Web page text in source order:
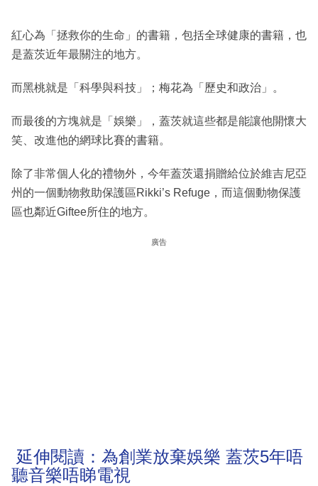
紅心為「拯救你的生命」的書籍，包括全球健康的書籍，也
是蓋茨近年最關注的地方。
而黑桃就是「科學與科技」；梅花為「歷史和政治」。
而最後的方塊就是「娛樂」，蓋茨就這些都是能讓他開懷大
笑、改進他的網球比賽的書籍。
除了非常個人化的禮物外，今年蓋茨還捐贈給位於維吉尼亞
州的一個動物救助保護區Rikki’s Refuge，而這個動物保護
區也鄰近Giftee所住的地方。
廣告
延伸閱讀：為創業放棄娛樂 蓋茨5年唔
聽音樂唔睇電視